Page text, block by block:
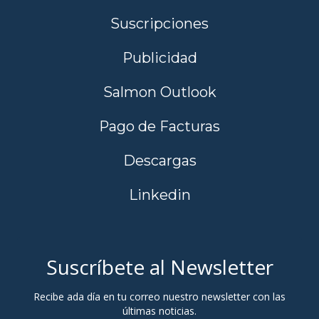
Suscripciones
Publicidad
Salmon Outlook
Pago de Facturas
Descargas
Linkedin
Suscríbete al Newsletter
Recibe ada día en tu correo nuestro newsletter con las
últimas noticias.